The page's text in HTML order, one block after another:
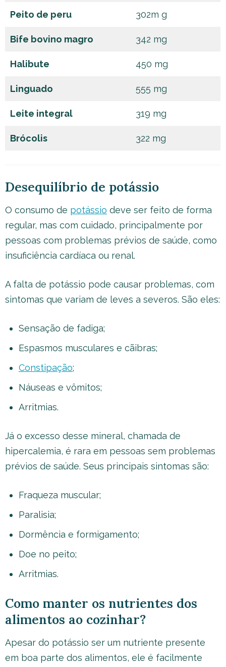
Peito de peru 302m g
Bife bovino magro 342 mg
Halibute 450 mg
Linguado 555 mg
Leite integral 319 mg
Brócolis 322 mg
Desequilíbrio de potássio
O consumo de potássio deve ser feito de forma
regular, mas com cuidado, principalmente por
pessoas com problemas prévios de saúde, como
insuficiência cardíaca ou renal.
A falta de potássio pode causar problemas, com
sintomas que variam de leves a severos. São eles:
Sensação de fadiga;
Espasmos musculares e cãibras;
Constipação;
Náuseas e vômitos;
Arritmias.
Já o excesso desse mineral, chamada de
hipercalemia, é rara em pessoas sem problemas
prévios de saúde. Seus principais sintomas são:
Fraqueza muscular;
Paralisia;
Dormência e formigamento;
Doe no peito;
Arritmias.
Como manter os nutrientes dos
alimentos ao cozinhar?
Apesar do potássio ser um nutriente presente
em boa parte dos alimentos, ele é facilmente